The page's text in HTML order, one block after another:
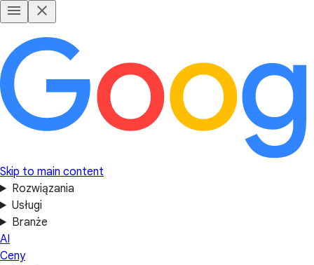
Skip to main content
Rozwiązania
Usługi
Branże
AI
Ceny